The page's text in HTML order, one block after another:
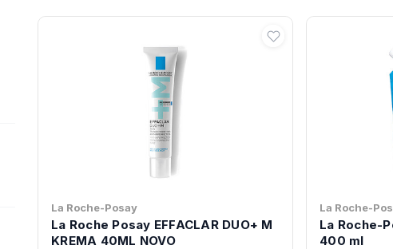
La Roche-Posay
La Roche Posay EFFACLAR DUO+ M
KREMA 40ML NOVO
La Roche-
La Roche-
400 ml